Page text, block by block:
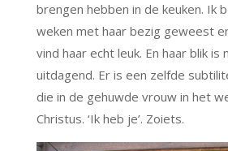
brengen hebben in de keuken. Ik
weken met haar bezig geweest
vind haar echt leuk. En haar blik is
uitdagend. Er is een zelfde
die in de gehuwde vrouw in het
Christus. ‘Ik heb je’. Zoiets.